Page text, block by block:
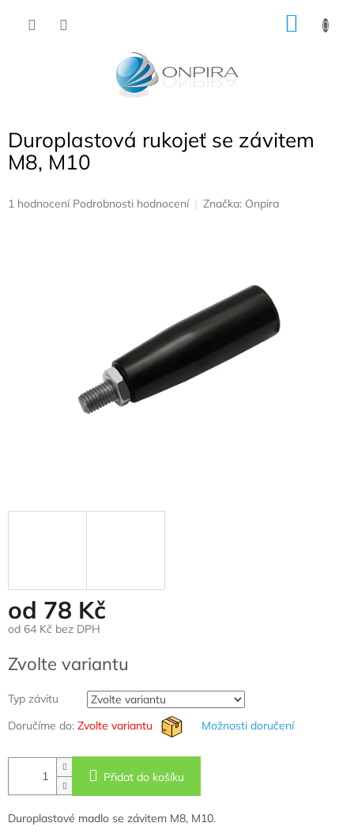
Duroplastová rukojeť se závitem
M8, M10
Průměrné
1 hodnocení Podrobnosti hodnocení Značka: Onpira
od 78 Kč
od 64 Kč bez DPH
cena:
Zvolte variantu
Typ závitu
Doručíme do: Zvolte variantu Možnosti doručení
Přidat do košíku
Duroplastové madlo se závitem M8, M10.